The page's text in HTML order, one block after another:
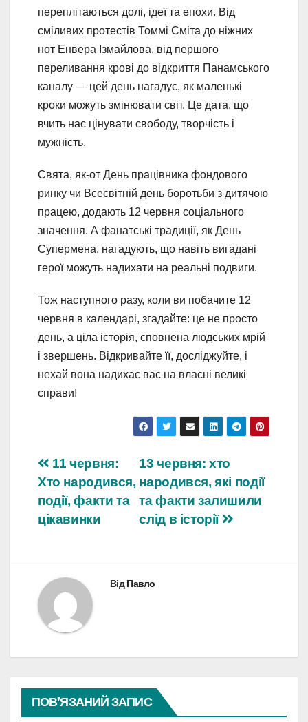
переплітаються долі, ідеї та епохи. Від
сміливих протестів Томмі Сміта до ніжних
нот Енвера Ізмайлова, від першого
переливання крові до відкриття Панамського
каналу — цей день нагадує, як маленькі
кроки можуть змінювати світ. Це дата, що
вчить нас цінувати свободу, творчість і
мужність.
Свята, як-от День працівника фондового
ринку чи Всесвітній день боротьби з дитячою
працею, додають 12 червня соціального
значення. А фанатські традиції, як День
Супермена, нагадують, що навіть вигадані
герої можуть надихати на реальні подвиги.
Тож наступного разу, коли ви побачите 12
червня в календарі, згадайте: це не просто
день, а ціла історія, сповнена людських мрій
і звершень. Відкривайте її, досліджуйте, і
нехай вона надихає вас на власні великі
справи!
Навігація
записів
13 червня: хто
народився, які події
та факти залишили
слід в історії
11 червня:
Хто народився,
події, факти та
цікавинки
ВідПавло
ПОВ’ЯЗАНИЙ ЗАПИС